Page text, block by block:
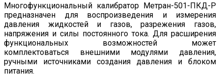
Многофункциональный калибратор Метран-501-ПКД-Р
предназначен для воспроизведения и измерения
давления жидкостей и газов, разрежения газов,
напряжения и силы постоянного тока. Для расширения
функциональных возможностей может
комплектоваться внешними модулями давления,
ручными источниками создания давления и блоком
питания.